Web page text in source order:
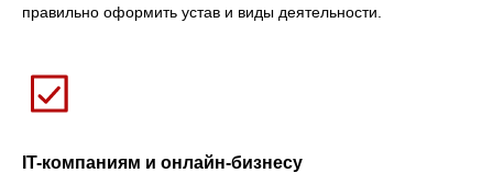
правильно оформить устав и виды деятельности.
IT-компаниям и онлайн-бизнесу